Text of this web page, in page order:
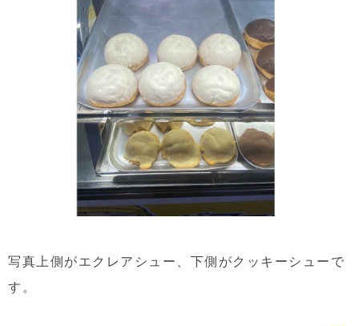
写真上側がエクレアシュー、下側がクッキーシューで
す。